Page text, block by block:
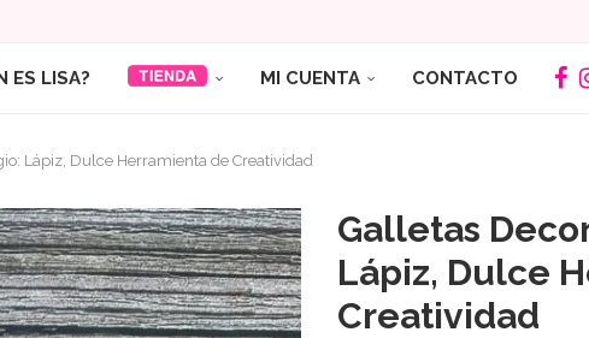
ES LISA? MI CUENTA CONTACTO
Lápiz, Dulce Herramienta de Creatividad
Galletas
Lápiz, Dulce
Creatividad